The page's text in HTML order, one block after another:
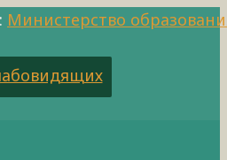
Министерство